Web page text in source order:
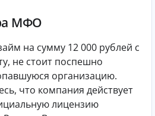
МФО
на сумму 12 000 рублей с
не стоит поспешно
организацию.
что компания действует
лицензию